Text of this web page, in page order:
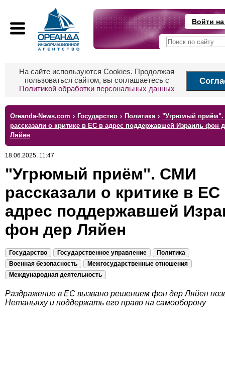
Войти
На сайте используются Cookies. Продолжая
пользоваться сайтом, вы соглашаетесь с
Политикой обработки персональных данных
Oreanda-News.com › Государство › Политика › "Угрюмый
рассказали о критике в ЕС в адрес поддержавшей Израиль фон
Ляйен
18.06.2025, 11:47
"Угрюмый приём". СМИ
рассказали о критике в ЕС
адрес поддержавшей
фон дер Ляйен
Государство Государственное управление
Политика
Военная безопасность
Межгосударственные отношения
Международная деятельность
Раздражение в ЕС вызвано решением фон дер Ляйен
Нетаньяху и поддержать его право на самооборону